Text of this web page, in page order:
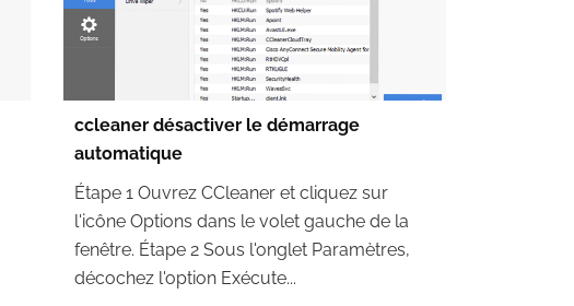
ccleaner désactiver le démarrage
automatique
Étape 1 Ouvrez CCleaner et cliquez sur
l'icône Options dans le volet gauche de la
fenêtre. Étape 2 Sous l'onglet Paramètres,
décochez l'option Exécute...